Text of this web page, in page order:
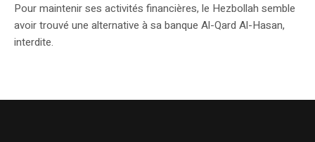
Pour maintenir ses activités financières, le Hezbollah semble
avoir trouvé une alternative à sa banque Al-Qard Al-Hasan,
interdite.